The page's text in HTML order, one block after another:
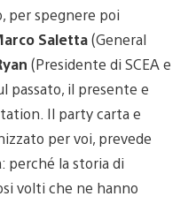
per spegnere poi
Saletta(General
(Presidente di SCEA e
passato, il presente e
Il party carta e
per voi, prevede
perché la storia di
volti che ne hanno